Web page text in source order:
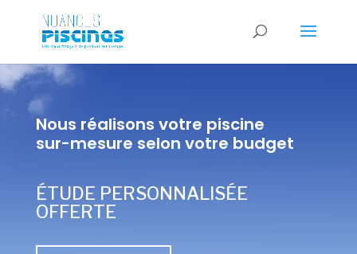
Nous réalisons votre piscine
sur-mesure selon votre budget
ÉTUDE PERSONNALISÉE
OFFERTE